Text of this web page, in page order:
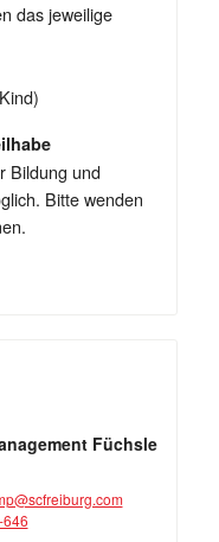
das jeweilige
Bildung und
Bitte wenden
Füchsle